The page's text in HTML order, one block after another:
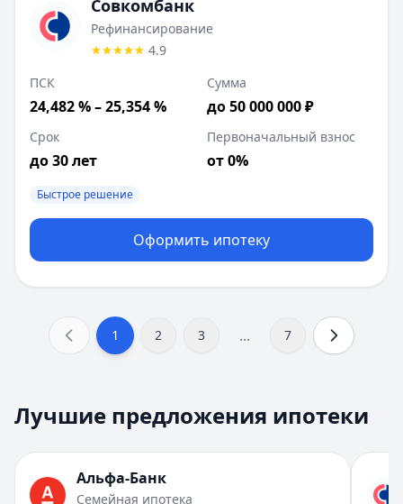
Совкомбанк
Рефинансирование
4.9
ПСК
24,482 % – 25,354 %
Сумма
до 50 000 000 ₽
Срок
до 30 лет
Первоначальный взнос
от 0%
Быстрое решение
Оформить ипотеку
1 2 3 ... 7
2
5
ПСК:20,3 % – 39,26 %
Срок:
Первоначальный взнос:
Лучшие предложения ипотеки
Альфа-Банк
Семейная ипотека